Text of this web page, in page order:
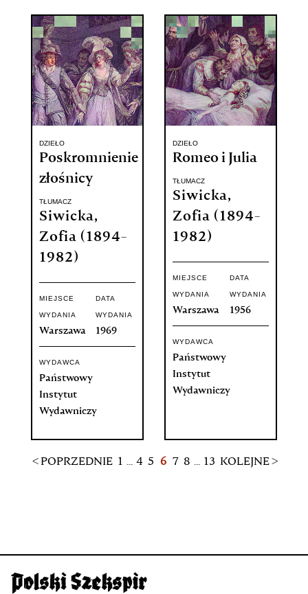
DZIEŁO
Poskromnienie
złośnicy
TŁUMACZ
Siwicka,
Zofia (1894-
1982)
MIEJSCE
WYDANIA
Warszawa
DATA
WYDANIA
1969
WYDAWCA
Państwowy
Instytut
Wydawniczy
DZIEŁO
Romeo i Julia
TŁUMACZ
Siwicka,
Zofia (1894-
1982)
MIEJSCE
WYDANIA
Warszawa
DATA
WYDANIA
1956
WYDAWCA
Państwowy
Instytut
Wydawniczy
< POPRZEDNIE 1 ... 4 5 6 7 8 ... 13 KOLEJNE >